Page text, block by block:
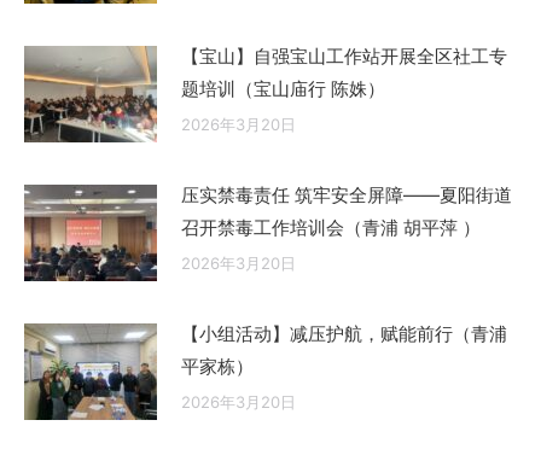
【宝山】自强宝山工作站开展全区社工专
题培训（宝山庙行 陈姝）
2026年3月20日
压实禁毒责任 筑牢安全屏障——夏阳街道
召开禁毒工作培训会（青浦 胡平萍 ）
2026年3月20日
【小组活动】减压护航，赋能前行（青浦
平家栋）
2026年3月20日